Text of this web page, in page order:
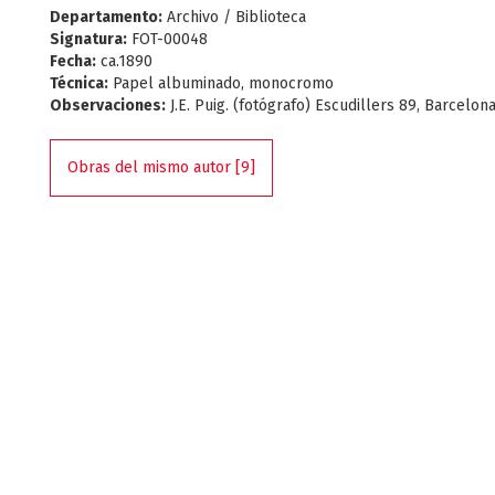
Departamento: Archivo / Biblioteca
Signatura: FOT-00048
Fecha: ca.1890
Técnica: Papel albuminado, monocromo
Observaciones: J.E. Puig. (fotógrafo) Escudillers 89, Barcelona
Obras del mismo autor [9]